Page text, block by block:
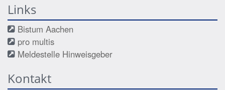
Links
Bistum Aachen
pro multis
Meldestelle Hinweisgeber
Kontakt